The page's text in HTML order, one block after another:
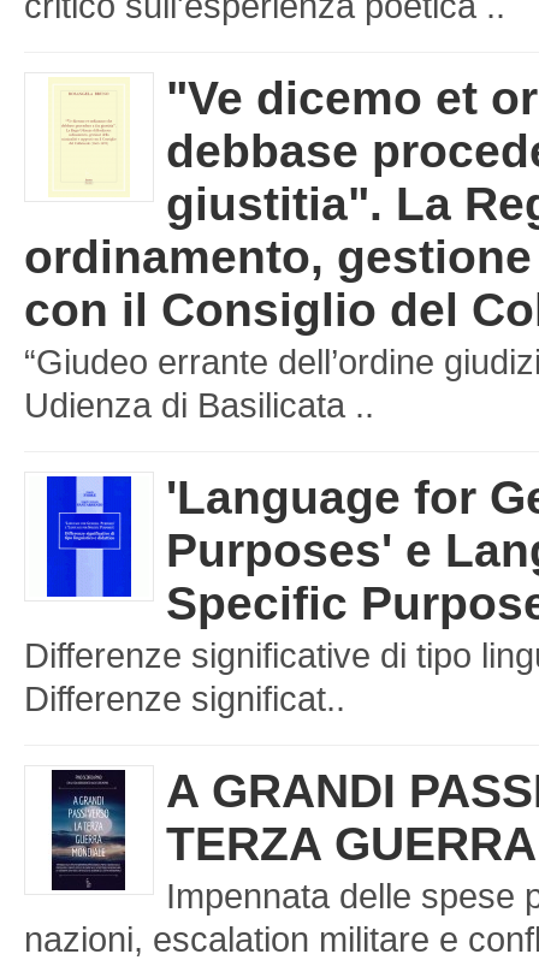
"Ve dicemo et
debbase
giustitia". La
ordinamento,
con il Consiglio del
“Giudeo errante dell’ordine
Udienza di Basilicata ..
'Language for
Purposes' e
Specific
Differenze significative di tipo
Differenze significat..
A GRANDI
TERZA
Impennata delle spese
nazioni, escalation militare e